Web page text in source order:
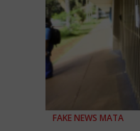
FAKE NEWS MATA